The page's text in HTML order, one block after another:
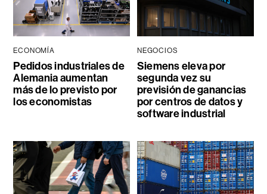
ECONOMÍA
Pedidos industriales de
Alemania aumentan
más de lo previsto por
los economistas
NEGOCIOS
Siemens eleva por
segunda vez su
previsión de ganancias
por centros de datos y
software industrial